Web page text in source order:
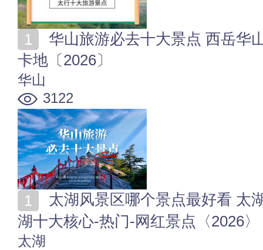
卡地〔2026〕
华山
3122
湖十大核心-热门-网红景点〈2026〉
太湖